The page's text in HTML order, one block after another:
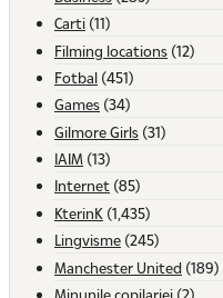
Carti (11)
Filming locations (12)
Fotbal (451)
Games (34)
Gilmore Girls (31)
IAIM (13)
Internet (85)
KterinK (1,435)
Lingvisme (245)
Manchester United (189)
Minunile copilariei (2)